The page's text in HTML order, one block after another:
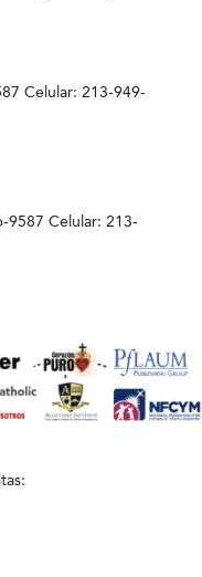
Celular: 213-949-
9587 Celular: 213-